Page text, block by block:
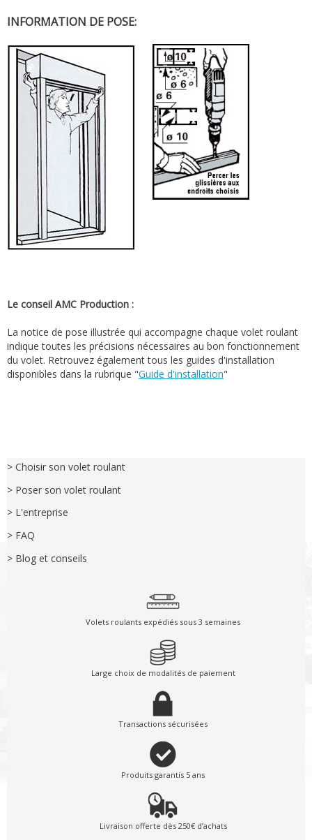
INFORMATION DE POSE:
Le conseil AMC Production :
La notice de pose illustrée qui accompagne chaque volet roulant
indique toutes les précisions nécessaires au bon fonctionnement
du volet. Retrouvez également tous les guides d'installation
disponibles dans la rubrique "Guide d'installation"
> Choisir son volet roulant
> Poser son volet roulant
> L'entreprise
> FAQ
> Blog et conseils
Volets roulants expédiés sous 3 semaines
Large choix de modalités de paiement
Transactions sécurisées
Produits garantis 5 ans
Livraison offerte dès 250€ d’achats